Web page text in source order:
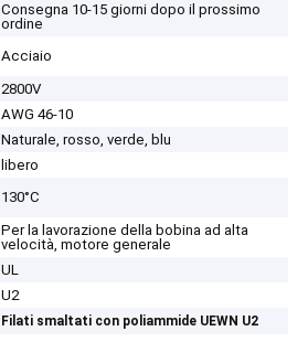
Consegna 10-15 giorni dopo il prossimo
ordine
Acciaio
2800V
AWG 46-10
Naturale, rosso, verde, blu
libero
130°C
Per la lavorazione della bobina ad alta
velocità, motore generale
UL
U2
Filati smaltati con poliammide UEWN U2